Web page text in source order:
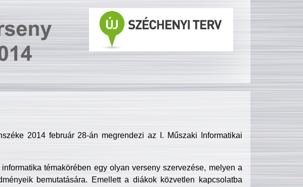
2014 február 28-án megrendezi az I. Műszaki Informatikai
témakörében egy olyan verseny szervezése, melyen a
bemutatására. Emellett a diákok közvetlen kapcsolatba